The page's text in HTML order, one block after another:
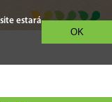
estará
OK